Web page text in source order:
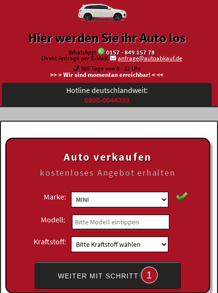
Hier werden Sie ihr Auto los
WhatsApp:
0157 - 849 157 78
Direkt Anfrage per E-Mail:
anfrage@autoabkauf.de
365 Tage von 8 - 22 Uhr
>> > Wir sind momentan erreichbar! < <<
Hotline deutschlandweit:
0800-0044333
Auto verkaufen
kostenloses Angebot erhalten
Marke:
Modell:
Kraftstoff:
WEITER MIT SCHRITT 1